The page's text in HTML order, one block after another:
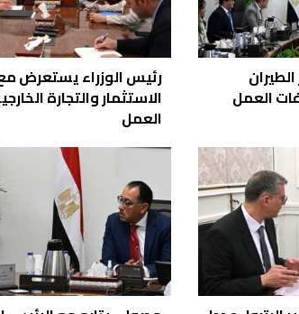
العمل
رئيس الوزراء يستعرض
الاستثمار والتجارة
العمل